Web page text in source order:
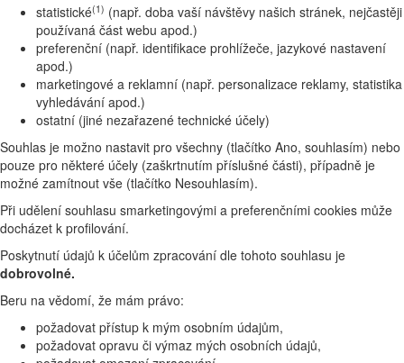
statistické(1) (např. doba vaší návštěvy našich stránek, nejčastěji
používaná část webu apod.)
preferenční (např. identifikace prohlížeče, jazykové nastavení
apod.)
marketingové a reklamní (např. personalizace reklamy, statistika
vyhledávání apod.)
ostatní (jiné nezařazené technické účely)
Souhlas je možno nastavit pro všechny (tlačítko Ano, souhlasím) nebo
pouze pro některé účely (zaškrtnutím příslušné části), případně je
možné zamítnout vše (tlačítko Nesouhlasím).
Při udělení souhlasu smarketingovými a preferenčními cookies může
docházet k profilování.
Poskytnutí údajů k účelům zpracování dle tohoto souhlasu je
dobrovolné.
Beru na vědomí, že mám právo:
požadovat přístup k mým osobním údajům,
požadovat opravu či výmaz mých osobních údajů,